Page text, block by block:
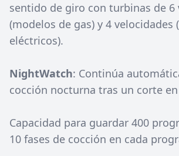
sentido de giro con turbinas de 6
(modelos de gas) y 4 velocidades
eléctricos).
NightWatch: Continúa
cocción nocturna tras un corte
Capacidad para guardar 400
10 fases de cocción en cada